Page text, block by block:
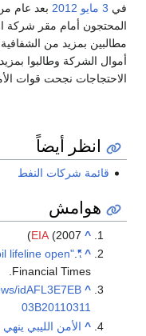
في 3 مايو 2012 بعد عام من
المحتجون أمام مقر شركة
مطالبين بمزيد من الشفافية
أموال الشركة وطالبوا
الاحتجاجات نجحت قوات
انظر أيضاً
قائمة شركات النفط
هوامش
^
EIA (2007)
^
"Libya rebels fight to keep oil lifeline open"
.
Financial Times.
^
idAFL3E7EB
03B20110311
^ الأمن الليبي